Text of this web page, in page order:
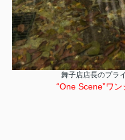
舞子店店長のプラ
“One Scene”ワン